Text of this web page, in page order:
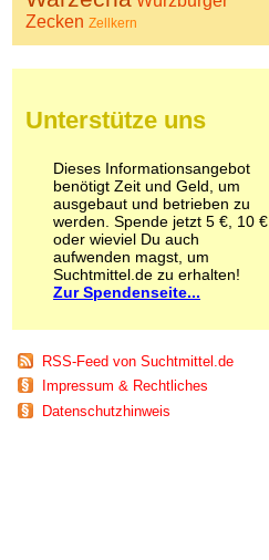
Morphin
Poppers
Schlafmittel
Schmerzmittel
Schnüffelstoffe
Spice
Sucht / Süchte
Alkoholsucht
Arbeitssucht
Computersucht
Ess-Brechsucht
Essstörungen
Fresssucht
Zecken Zellkern
Unterstütze uns
Dieses Informationsangebot
benötigt Zeit und Geld, um
ausgebaut und betrieben zu
werden. Spende jetzt 5 €, 10 €
oder wieviel Du auch
aufwenden magst, um
Suchtmittel.de zu erhalten!
Zur Spendenseite...
RSS-Feed von Suchtmittel.de
Impressum & Rechtliches
Datenschutzhinweis